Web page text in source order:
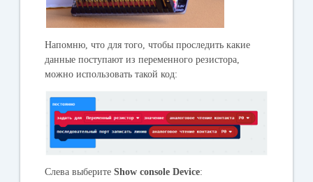
Напомню, что для того, чтобы проследить какие
данные поступают из переменного резистора,
можно использовать такой код:
Слева выберитеShow console Device: